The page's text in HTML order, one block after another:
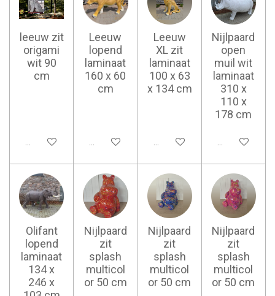
leeuw zit
origami
wit 90
cm
Ajouter au panier
Leeuw
lopend
laminaat
160 x 60
cm
Ajouter au panier
Leeuw
XL zit
laminaat
100 x 63
x 134 cm
Ajouter au panier
Nijlpaard
open
muil wit
laminaat
310 x
110 x
178 cm
Ajouter au
Olifant
lopend
laminaat
134 x
246 x
Nijlpaard
zit
splash
multicol
or 50 cm
Nijlpaard
zit
splash
multicol
or 50 cm
Nijlpaard
zit
splash
multicol
or 50 cm